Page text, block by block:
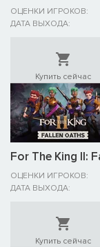
ОЦЕНКИ ИГРОКОВ:
ДАТА ВЫХОДА:
Купить сейчас
For The King II:
ОЦЕНКИ ИГРОКОВ:
ДАТА ВЫХОДА:
Купить сейчас